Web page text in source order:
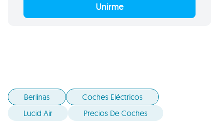
Unirme
Berlinas
Coches Eléctricos
Lucid Air
Precios De Coches